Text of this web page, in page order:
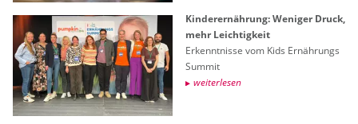
Kin­der­er­näh­rung: We­ni­ger Druck,
mehr Leich­tig­keit
Er­kennt­nis­se vom Kids Er­näh­rungs
Sum­mit
wei­ter­le­sen